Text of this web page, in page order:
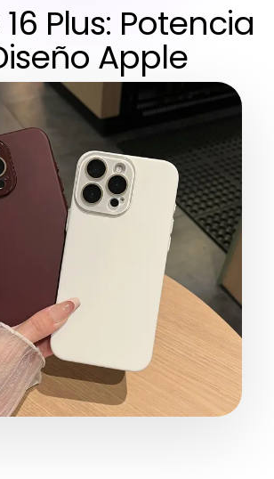
Plus: Potencia
Apple